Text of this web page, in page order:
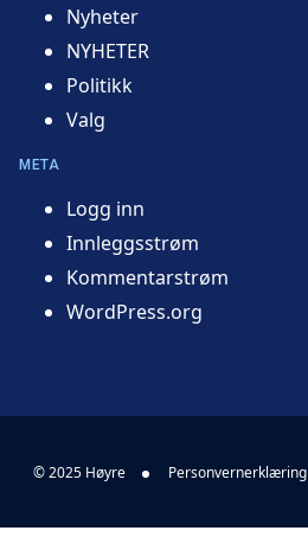
Nyheter
NYHETER
Politikk
Valg
META
Logg inn
Innleggsstrøm
Kommentarstrøm
WordPress.org
© 2025 Høyre Personvernerklæring